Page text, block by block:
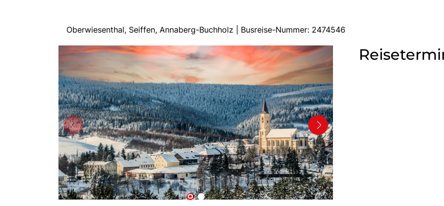
Oberwiesenthal, Seiffen, Annaberg-Buchholz | Busreise-Nummer: 2474546